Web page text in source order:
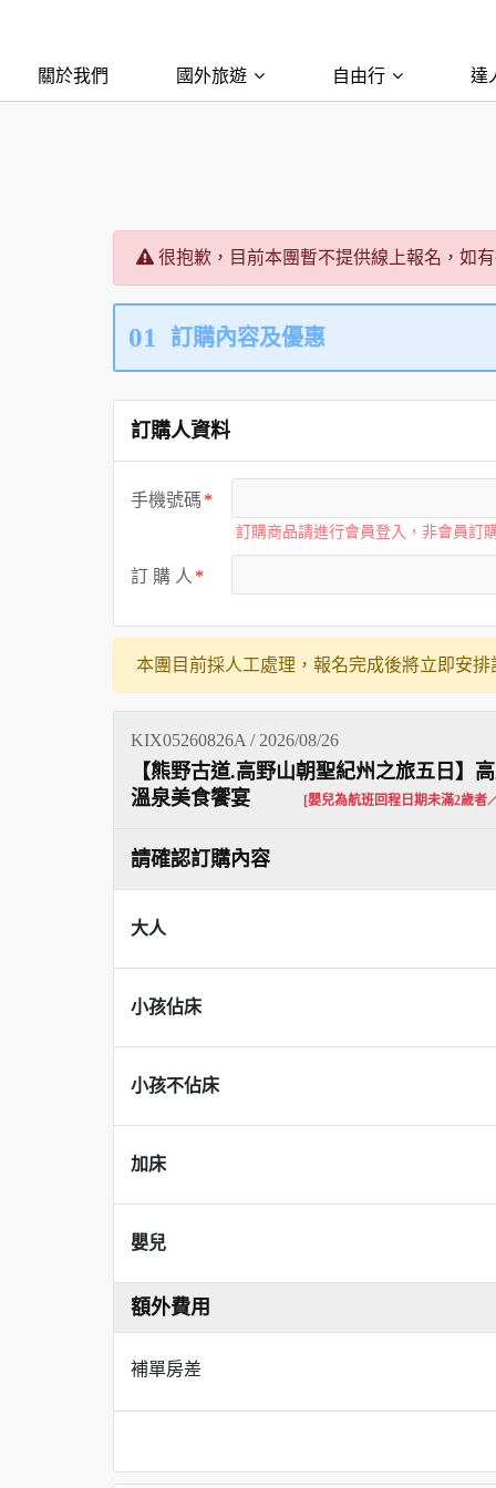
關於我們 國外旅遊 自由行 達
很抱歉，目前本團暫不提供線上報名，如
01 訂購內容及優惠
訂購人資料
手機號碼
訂購商品請進行會員登入，非會員訂
訂 購 人
本團目前採人工處理，報名完成後將立即安排
KIX05260826A / 2026/08/26
【熊野古道.高野山朝聖紀州之旅五日
溫泉美食饗宴
[嬰兒為航班回程日期未滿2歲者
請確認訂購內容
大人
小孩佔床
小孩不佔床
加床
嬰兒
額外費用
補單房差